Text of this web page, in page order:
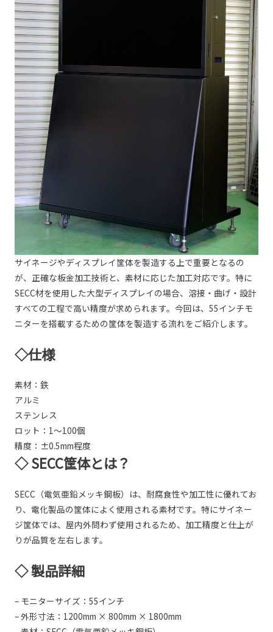
サイネージやディスプレイ筐体を製造する上で重要となるの
が、正確な板金加工技術と、素材に応じた加工対応です。特に
SECC材を使用した大型ディスプレイの場合、溶接・曲げ・設計
すべての工程で高い精度が求められます。今回は、55インチモ
ニターを搭載するための筐体を製造する流れをご紹介します。
◇仕様
素材：鉄
アルミ
ステンレス
ロット：1～100個
精度：±0.5mm程度
◇ SECC筐体とは？
SECC（電気亜鉛メッキ鋼板）は、耐腐食性や加工性に優れてお
り、電化製品の筐体によく使用される素材です。特にサイネー
ジ筐体では、屋内外問わず使用されるため、加工精度と仕上が
りが品質を左右します。
◇ 製品詳細
– モニターサイズ：55インチ
– 外形寸法：1200mm × 800mm × 1800mm